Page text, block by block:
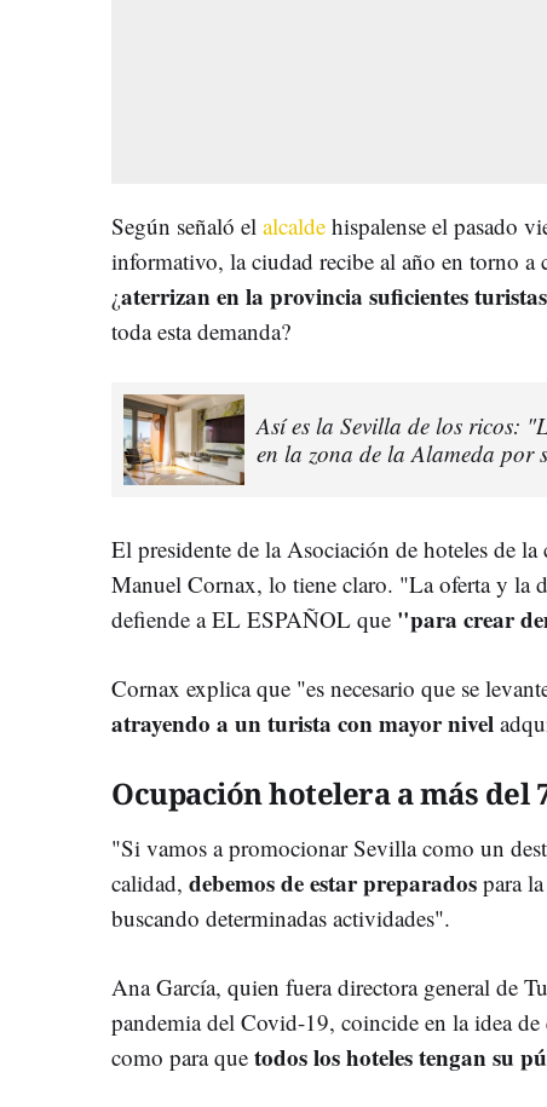
Según señaló el alcalde hispalense el pasado
informativo, la ciudad recibe al año en torno a
¿aterrizan en la provincia suficientes turistas
toda esta demanda?
Así es la Sevilla de los ricos:
en la zona de la Alameda por
El presidente de la Asociación de hoteles de
Manuel Cornax, lo tiene claro. "La oferta y la
defiende a EL ESPAÑOL que "para crear
Cornax explica que "es necesario que se
atrayendo a un turista con mayor nivel
Ocupación hotelera a más del
"Si vamos a promocionar Sevilla como un
calidad, debemos de estar preparados para
buscando determinadas actividades".
Ana García, quien fueradirectora general de
pandemia del Covid-19, coincide en la idea
como para que todos los hoteles tengan su